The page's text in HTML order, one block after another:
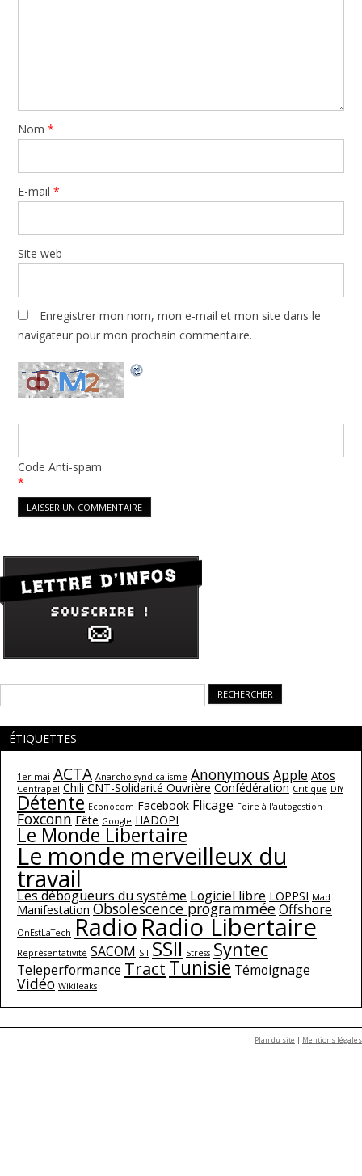
Nom*
E-mail*
Site web
Enregistrer mon nom, mon e-mail et mon site dans le
navigateur pour mon prochain commentaire.
Code Anti-spam
*
ÉTIQUETTES
1er mai ACTA Anarcho-syndicalisme AnonymousApple Atos
Centrapel Chili CNT-Solidarité Ouvrière Confédération Critique DIY
Détente Econocom Facebook Flicage Foire à l'autogestion
Foxconn Fête Google HADOPI
Le Monde Libertaire
Le monde merveilleux du
travail
Les débogueurs du système Logiciel libre LOPPSI Mad
Manifestation Obsolescence programméeOffshore
OnEstLaTech RadioRadio Libertaire
Représentativité SACOM SII SSII Stress Syntec
Teleperformance TractTunisie Témoignage
Vidéo Wikileaks
Plan du site | Mentions légales